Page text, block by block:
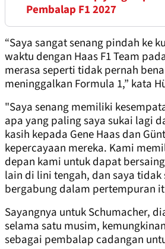
Pembalap F1 2027
“Saya sangat senang pindah ke
waktu dengan Haas F1 Team
merasa seperti tidak pernah
meninggalkan Formula 1,” kata
"Saya senang memiliki
apa yang paling saya sukai lagi
kasih kepada Gene Haas dan
kepercayaan mereka. Kami
depan kami untuk dapat
lain di lini tengah, dan saya
bergabung dalam pertempuran
Sayangnya untuk Schumacher,
selama satu musim,
sebagai pembalap cadangan